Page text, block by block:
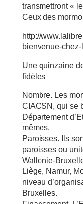
transmettront «
Ceux des
http://
bienvenue-
Une quinzaine
fidèles
Nombre. Les
CIAOSN, qui se
Département
mêmes.
Paroisses. Ils
paroisses ou
Wallonie-
Liège, Namur,
niveau
Bruxelles.